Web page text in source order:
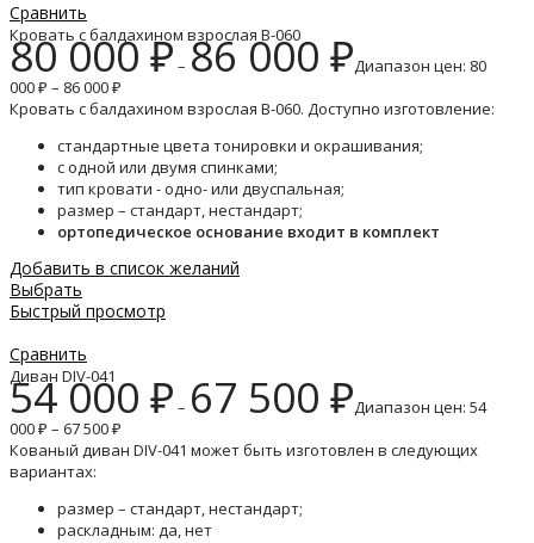
Сравнить
Кровать с балдахином взрослая B-060
80 000₽– 86 000 ₽Диапазон цен: 80
000 ₽ – 86 000 ₽
Кровать с балдахином взрослая B-060. Доступно изготовление:
стандартные цвета тонировки и окрашивания;
с одной или двумя спинками;
тип кровати - одно- или двуспальная;
размер – стандарт, нестандарт;
ортопедическое основание входит в комплект
Добавить в список желаний
Выбрать
Быстрый просмотр
Сравнить
Диван DIV-041
54 000 ₽ – 67 500 ₽Диапазон цен: 54
000 ₽ – 67 500 ₽
Кованый диван DIV-041 может быть изготовлен в следующих
вариантах:
размер – стандарт, нестандарт;
раскладным: да, нет